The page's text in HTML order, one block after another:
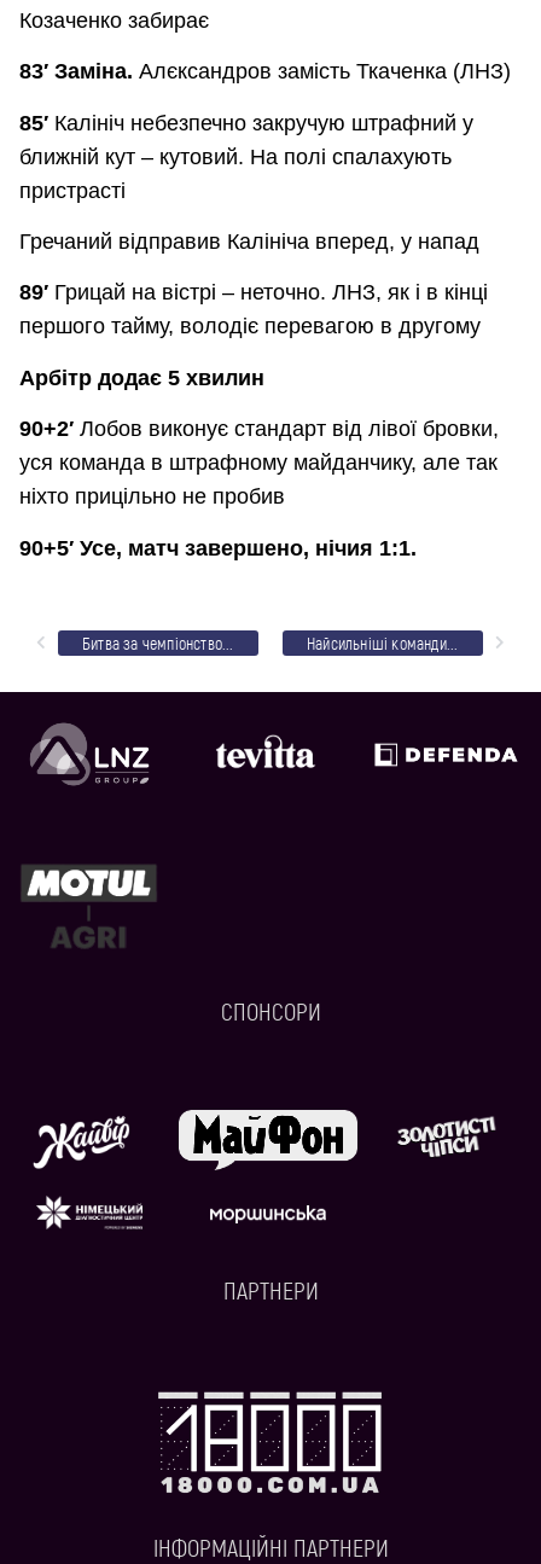
Козаченко забирає
83′ Заміна. Алєксандров замість Ткаченка (ЛНЗ)
85′ Калініч небезпечно закручую штрафний у
ближній кут – кутовий. На полі спалахують
пристрасті
Гречаний відправив Калініча вперед, у напад
89′ Грицай на вістрі – неточно. ЛНЗ, як і в кінці
першого тайму, володіє перевагою в другому
Арбітр додає 5 хвилин
90+2′ Лобов виконує стандарт від лівої бровки,
уся команда в штрафному майданчику, але так
ніхто прицільно не пробив
90+5′ Усе, матч завершено, нічия 1:1.
Найсильніші команди області не визначили переможця
СПОНСОРИ
ПАРТНЕРИ
ІНФОРМАЦІЙНІ ПАРТНЕРИ